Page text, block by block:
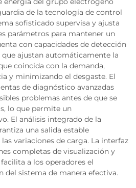
de la tecnología de control
sofisticado supervisa y ajusta
parámetros para mantener un
con capacidades de detección
ajustan automáticamente la
coincida con la demanda,
y minimizando el desgaste. El
de diagnóstico avanzadas
problemas antes de que se
lo que permite un
El análisis integrado de la
una salida estable
variaciones de carga. La interfaz
completas de visualización y
a los operadores el
sistema de manera efectiva.